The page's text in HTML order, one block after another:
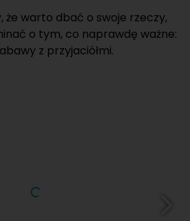
że warto dbać o swoje rzeczy,
o tym, co naprawdę ważne:
z przyjaciółmi.